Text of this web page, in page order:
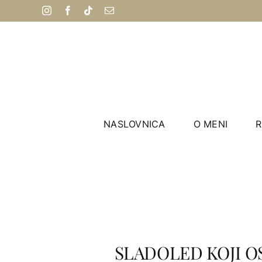
InstagramFacebook
TiktokEmail:
NASLOVNICA O MENI
SLADOLED KOJI